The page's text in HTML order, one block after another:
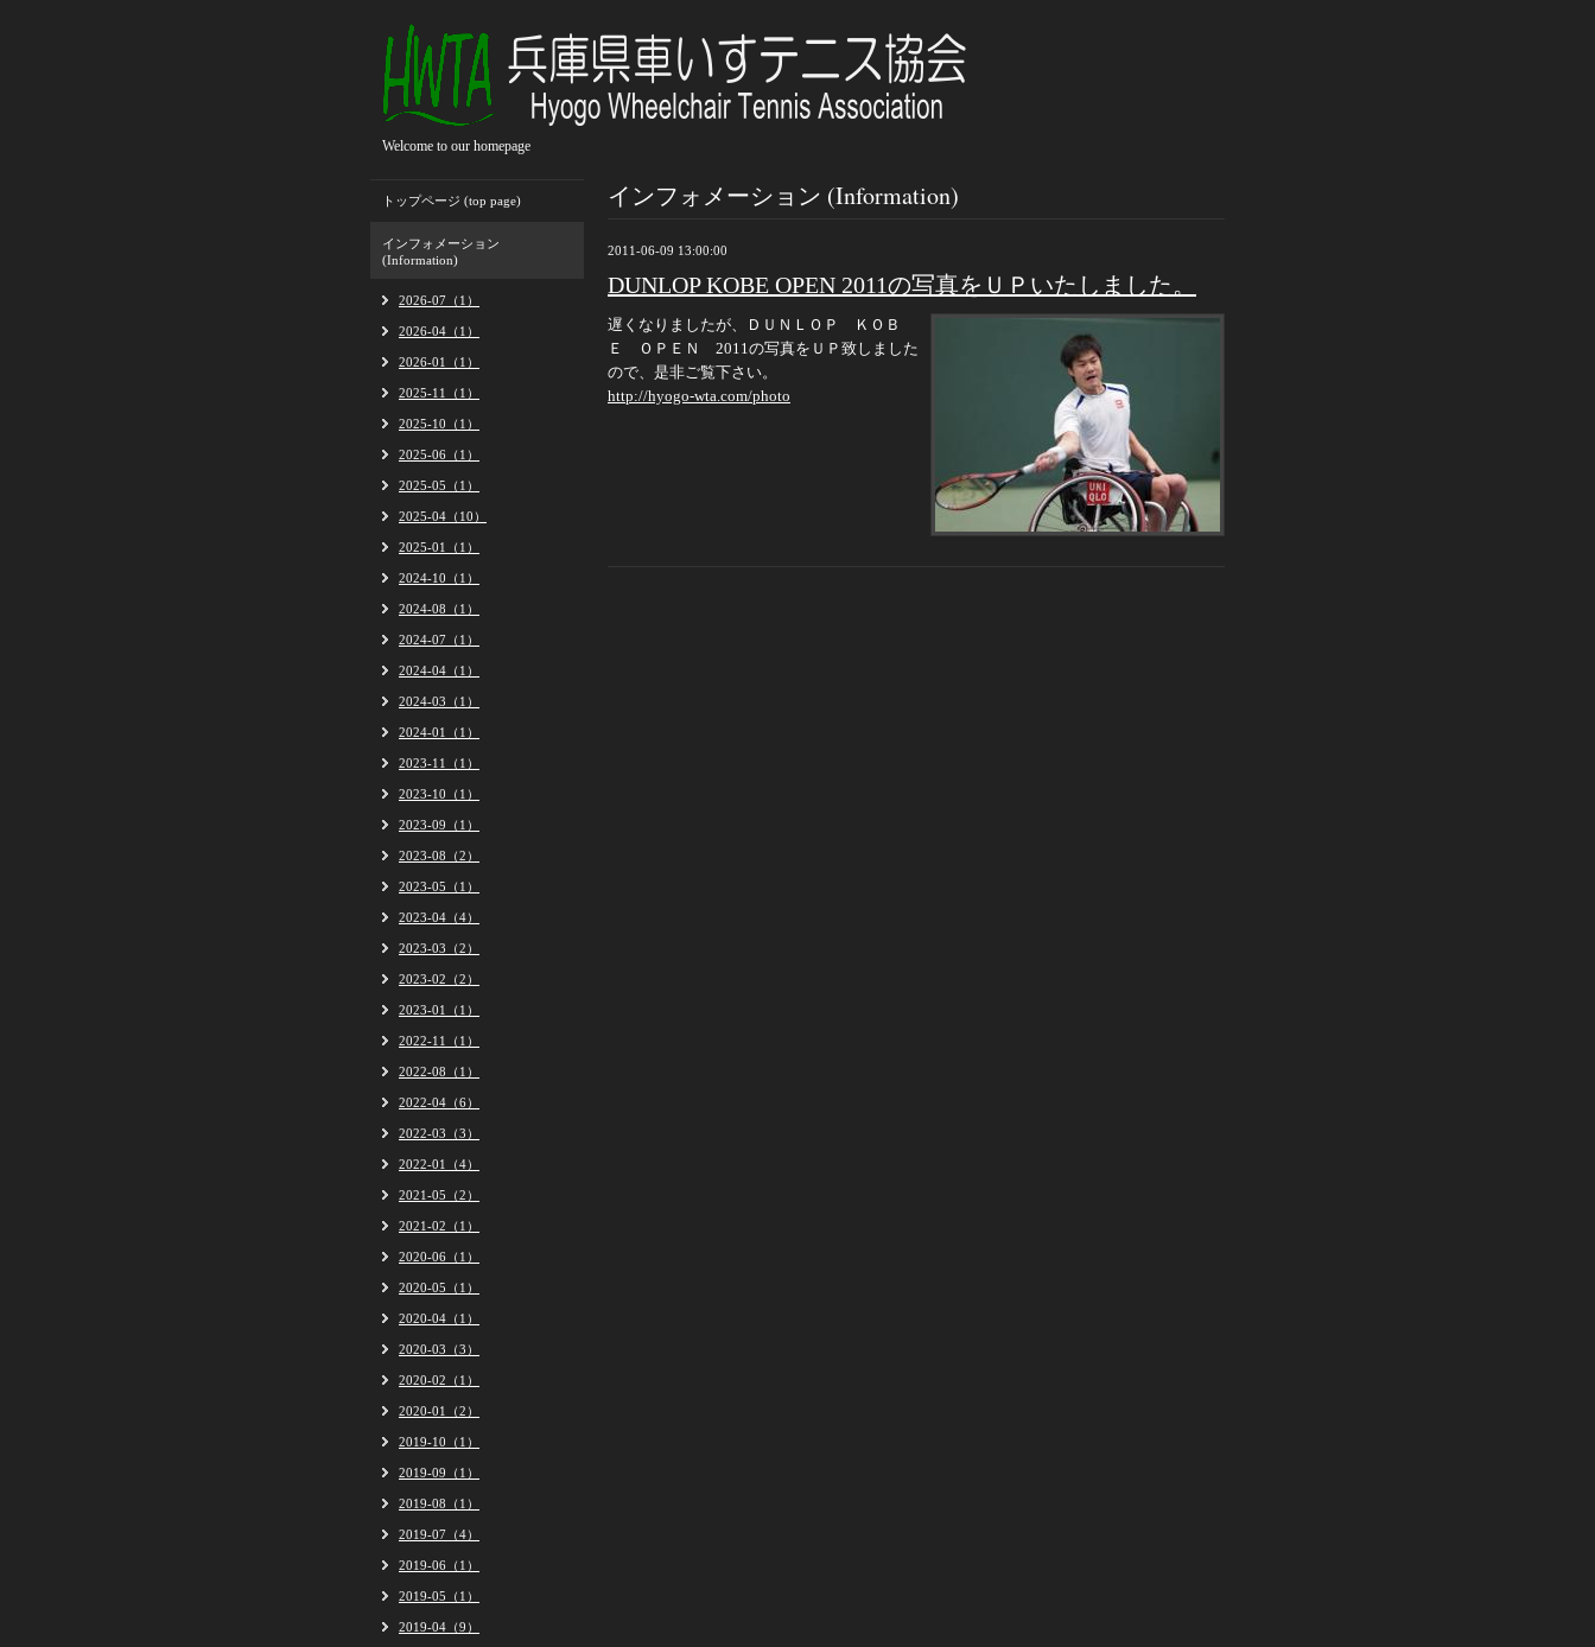
Welcome to our homepage
インフォメーション (Information)
2011-06-09 13:00:00
DUNLOP KOBE OPEN 2011の写真をＵＰいたしました。
遅くなりましたが、ＤＵＮＬＯＰ ＫＯＢ
Ｅ ＯＰＥＮ 2011の写真をＵＰ致しました
ので、是非ご覧下さい。
http://hyogo-wta.com/photo
トップページ (top page)
インフォメーション
(Information)
2026-07（1）
2026-04（1）
2026-01（1）
2025-11（1）
2025-10（1）
2025-06（1）
2025-05（1）
2025-04（10）
2025-01（1）
2024-10（1）
2024-08（1）
2024-07（1）
2024-04（1）
2024-03（1）
2024-01（1）
2023-11（1）
2023-10（1）
2023-09（1）
2023-08（2）
2023-05（1）
2023-04（4）
2023-03（2）
2023-02（2）
2023-01（1）
2022-11（1）
2022-08（1）
2022-04（6）
2022-03（3）
2022-01（4）
2021-05（2）
2021-02（1）
2020-06（1）
2020-05（1）
2020-04（1）
2020-03（3）
2020-02（1）
2020-01（2）
2019-10（1）
2019-09（1）
2019-08（1）
2019-07（4）
2019-06（1）
2019-05（1）
2019-04（9）